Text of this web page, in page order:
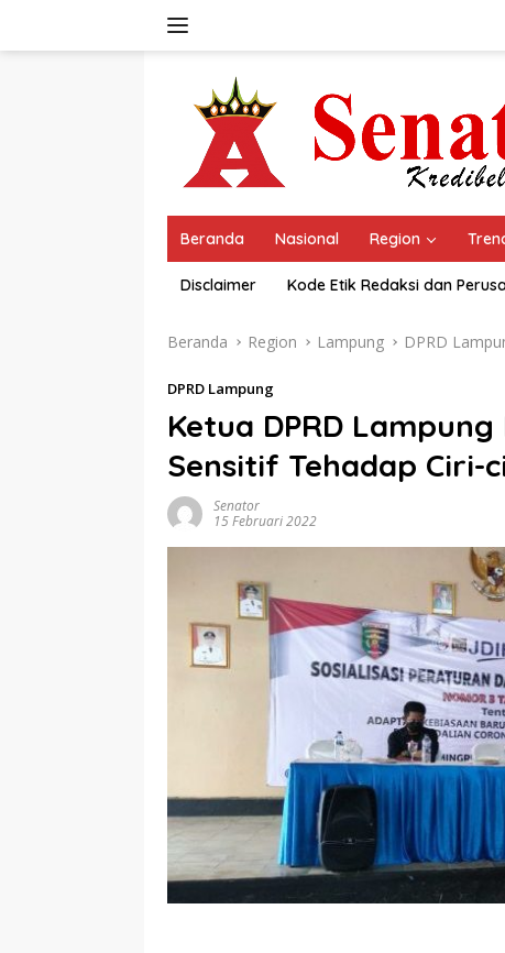
Beranda Nasional Region
Disclaimer Kode Etik Redaksi dan
Beranda Region Lampung DPRD
DPRD Lampung
Ketua DPRD
Sensitif Tehadap Ciri-
Senator
15 Februari 2022